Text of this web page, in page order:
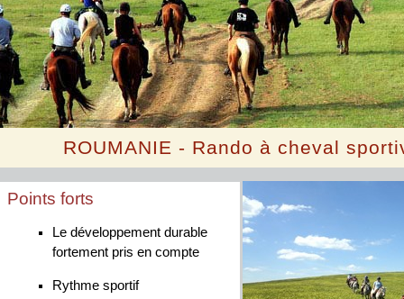
ROUMANIE - Rando à cheval
Points forts
Le développement durable
fortement pris en compte
Rythme sportif